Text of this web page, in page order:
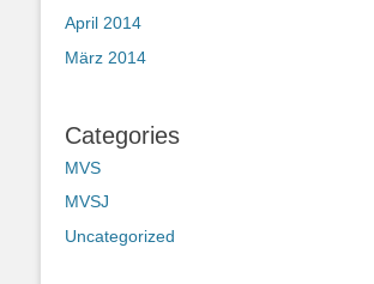
April 2014
März 2014
Categories
MVS
MVSJ
Uncategorized